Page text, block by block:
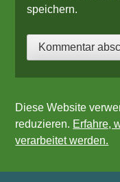
speichern.
Diese Website
reduzieren. Erfahre,
verarbeitet werden.